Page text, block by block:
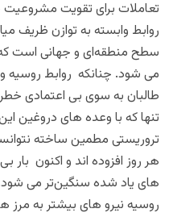
تعاملات برای تقویت مشروعیت
روابط وابسته به توازن ظریف
سطح منطقه‌ای و جهانی است
می شود. چنانکه روابط روسیه
طالبان به سوی بی اعتمادی
تنها که با وعده های دروغین
تروریستی مطمین ساخته
هر روز افزوده اند و اکنون بار
های یاد شده سنگین‌تر می
روسیه نیرو های بیشتر به مرز